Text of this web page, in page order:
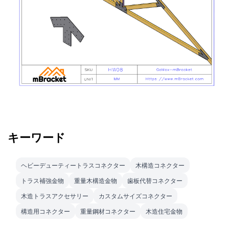
キーワード
ヘビーデューティートラスコネクター
木構造コネクター
トラス補強金物
重量木構造金物
歯板代替コネクター
木造トラスアクセサリー
カスタムサイズコネクター
構造用コネクター
重量鋼材コネクター 木造住宅金物